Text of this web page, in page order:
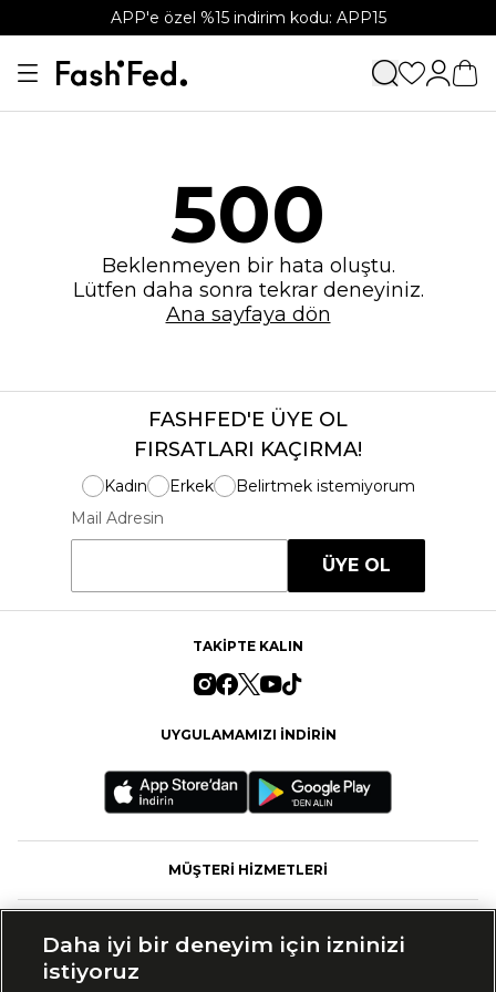
APP'e özel %15 indirim kodu: APP15
500
Beklenmeyen bir hata oluştu.
Lütfen daha sonra tekrar deneyiniz.
Ana sayfaya dön
FASHFED'E ÜYE OL
FIRSATLARI KAÇIRMA!
Kadın Erkek
Belirtmek istemiyorum
Mail Adresin
ÜYE OL
TAKİPTE KALIN
UYGULAMAMIZI İNDİRİN
MÜŞTERİ HİZMETLERİ
Daha iyi bir deneyim için izninizi
istiyoruz